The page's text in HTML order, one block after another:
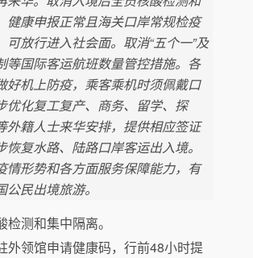
健康申报正常且海关口岸常规检疫
可放行进入社会面。取消“五个一”及
等国际客运航班数量管控措施。各
好机上防疫，乘客乘机时须佩戴口
优化复工复产、商务、留学、探
外籍人士来华安排，提供相应签证
恢复水路、陆路口岸客运出入境。
情形势和各方面服务保障能力，有
民出境旅游。
检测和集中隔离。
外领馆申请健康码，行前48小时提